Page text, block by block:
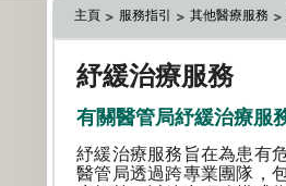
主頁 服務指引 其他醫療服務